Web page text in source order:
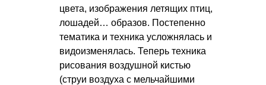
цвета, изображения летящих птиц,
лошадей… образов. Постепенно
тематика и техника усложнялась и
видоизменялась. Теперь техника
рисования воздушной кистью
(струи воздуха с мельчайшими